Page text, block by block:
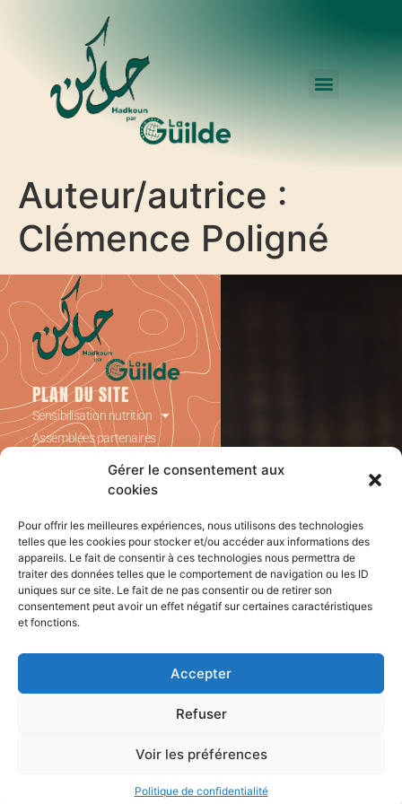
Gérer le consentement aux
cookies
Pour offrir les meilleures expériences, nous utilisons des technologies
telles que les cookies pour stocker et/ou accéder aux informations des
appareils. Le fait de consentir à ces technologies nous permettra de
traiter des données telles que le comportement de navigation ou les ID
uniques sur ce site. Le fait de ne pas consentir ou de retirer son
consentement peut avoir un effet négatif sur certaines caractéristiques
et fonctions.
Accepter
Refuser
Voir les préférences
Politique de confidentialité
Auteur/autrice :
Clémence Poligné
PLAN DU SITE
Sensibilisation nutrition
Assemblées partenaires
Boîte à outils des ONG
Qui sommes-nous ?
Gardez le
contact avec
Hadkoun
Newsletter
notre site web